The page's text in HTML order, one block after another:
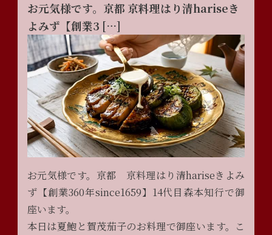
お元気様です。京都 京料理はり清hariseき
よみず【創業3 […]
お元気様です。京都 京料理はり清hariseきよみ
ず【創業360年since1659】14代目森本知行で御
座います。
本日は夏鮑と賀茂茄子のお料理で御座います。こ